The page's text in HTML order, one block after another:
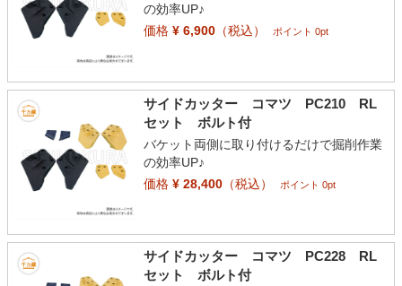
の効率UP♪
価格¥ 6,900（税込） ポイント 0pt
サイドカッター コマツ PC210 RL
セット ボルト付
バケット両側に取り付けるだけで掘削作業
の効率UP♪
価格¥ 28,400（税込） ポイント 0pt
サイドカッター コマツ PC228 RL
セット ボルト付